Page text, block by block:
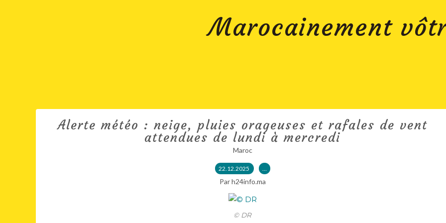
Marocainement
Alerte météo : neige, pluies orageuses et rafales de vent
attendues de lundi à mercredi
Maroc
22.12.2025 …
Par h24info.ma
© DR